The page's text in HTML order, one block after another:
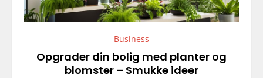
Business
Opgrader din bolig med planter og
blomster – Smukke ideer